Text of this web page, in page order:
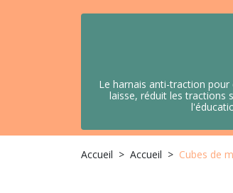
Le harnais anti-traction pour
laisse, réduit les tractions
Accueil Accueil Cubes de